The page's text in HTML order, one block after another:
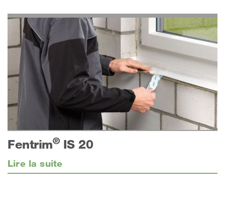
Fentrim®IS 20
Lire la suite